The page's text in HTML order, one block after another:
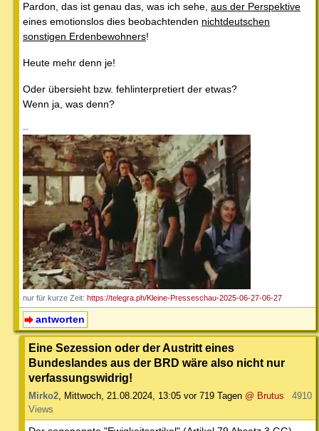
Pardon, das ist genau das, was ich sehe, aus der Perspektive
eines emotionslos dies beobachtenden nichtdeutschen
sonstigen Erdenbewohners!
Heute mehr denn je!
Oder übersieht bzw. fehlinterpretiert der etwas?
Wenn ja, was denn?
--
nur für kurze Zeit: https://telegra.ph/Kleine-Presseschau-2025-06-27-06-27
antworten
Eine Sezession oder der Austritt eines
Bundeslandes aus der BRD wäre also nicht nur
verfassungswidrig!
Mirko2 Mittwoch, 21.08.2024, 13:05 vor 719 Tagen @ Brutus
4910
Views